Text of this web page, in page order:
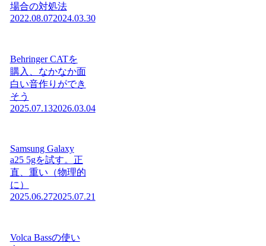
場合の対処法
2022.08.072024.03.30
Behringer CATを
購入、なかなか面
白い音作りができ
そう
2025.07.132026.03.04
Samsung Galaxy
a25 5gを試す。正
直、重い（物理的
に）
2025.06.272025.07.21
Volca Bassの使い